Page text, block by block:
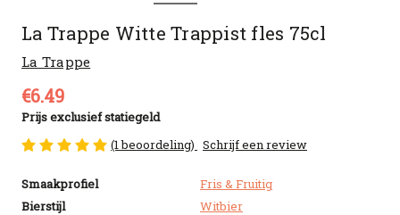
La Trappe Witte Trappist fles 75cl
La Trappe
€6.49
Prijs exclusief statiegeld
(1 beoordeling) Schrijf een review
Smaakprofiel
Fris & Fruitig
Bierstijl
Witbier